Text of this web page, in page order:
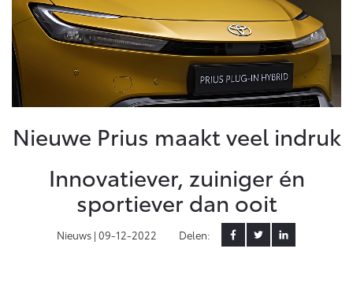
Ons bedrijf
Ons bedrijf
Strikwerda Private Lease
Contact en Route
Vacatures
Modellen
Vanaf € 23.750,-
Yaris
HYBRIDE
Vanaf € 27.195,-
Occasions
Nieuwe Prius maakt veel indruk
Innovatiever, zuiniger én
sportiever dan ooit
Nieuws | 09-12-2022 Delen: